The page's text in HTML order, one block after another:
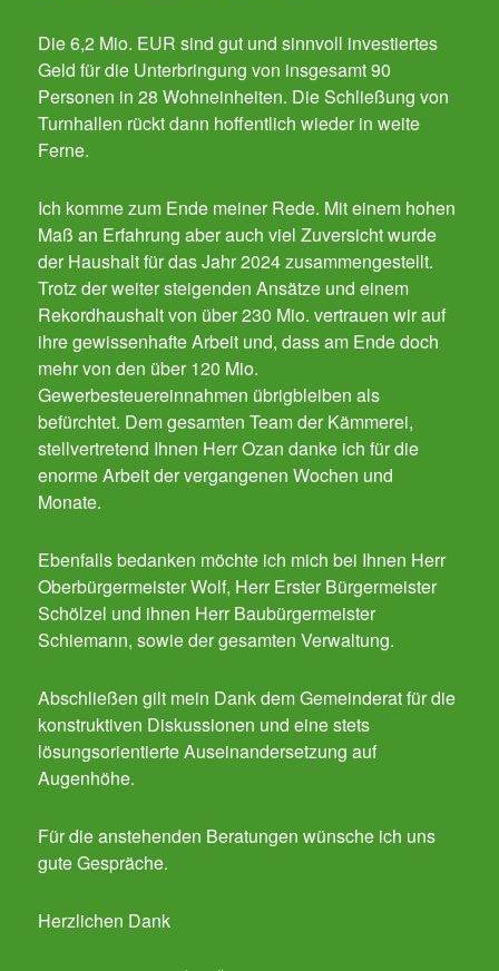
Die 6,2 Mio. EUR sind gut und sinnvoll investiertes
Geld für die Unterbringung von insgesamt 90
Personen in 28 Wohneinheiten. Die Schließung von
Turnhallen rückt dann hoffentlich wieder in weite
Ferne.
Ich komme zum Ende meiner Rede. Mit einem hohen
Maß an Erfahrung aber auch viel Zuversicht wurde
der Haushalt für das Jahr 2024 zusammengestellt.
Trotz der weiter steigenden Ansätze und einem
Rekordhaushalt von über 230 Mio. vertrauen wir auf
ihre gewissenhafte Arbeit und, dass am Ende doch
mehr von den über 120 Mio.
Gewerbesteuereinnahmen übrigbleiben als
befürchtet. Dem gesamten Team der Kämmerei,
stellvertretend Ihnen Herr Ozan danke ich für die
enorme Arbeit der vergangenen Wochen und
Monate.
Ebenfalls bedanken möchte ich mich bei Ihnen Herr
Oberbürgermeister Wolf, Herr Erster Bürgermeister
Schölzel und ihnen Herr Baubürgermeister
Schiemann, sowie der gesamten Verwaltung.
Abschließen gilt mein Dank dem Gemeinderat für die
konstruktiven Diskussionen und eine stets
lösungsorientierte Auseinandersetzung auf
Augenhöhe.
Für die anstehenden Beratungen wünsche ich uns
gute Gespräche.
Herzlichen Dank